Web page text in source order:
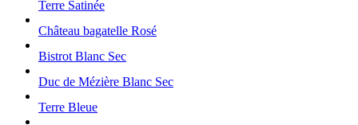
Terre Satinée
Château bagatelle Rosé
Bistrot Blanc Sec
Duc de Mézière Blanc Sec
Terre Bleue